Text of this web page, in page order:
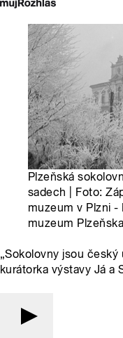
Plzeňská
sadech | Foto:
muzeum v Plzni -
muzeum Plzeňska
„Sokolovny jsou
kurátorka výstavy Já a